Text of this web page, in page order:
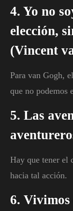
4. Yo no
elección,
(Vincent
Para van Gogh,
que no podemos
5. Las
Hay que tener el
hacia tal acción.
6. Vivimos